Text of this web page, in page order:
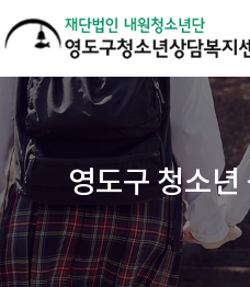
영도구 청소년